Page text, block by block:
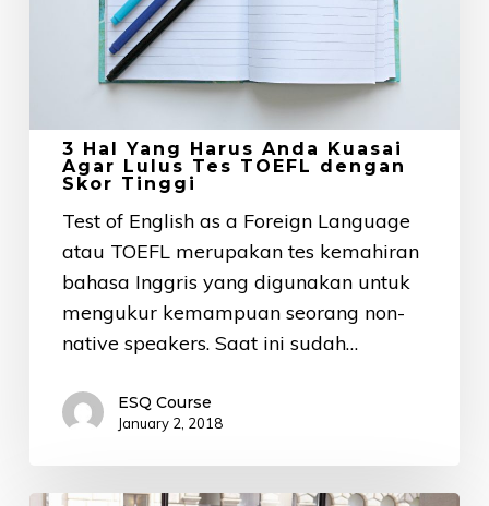
TOEFL
dengan
Skor
Tinggi
3 Hal Yang Harus Anda Kuasai
Agar Lulus Tes TOEFL dengan
Skor Tinggi
Test of English as a Foreign Language
atau TOEFL merupakan tes kemahiran
bahasa Inggris yang digunakan untuk
mengukur kemampuan seorang non-
native speakers. Saat ini sudah…
ESQ Course
January 2, 2018